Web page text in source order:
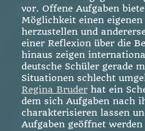
vor. Offene Aufgaben
Möglichkeit einen
herzustellen und
einer Reflexion über die
hinaus zeigen
deutsche Schüler gerade
Situationen schlecht
Regina Bruder hat ein
dem sich Aufgaben nach
charakterisieren lassen
Aufgaben geöffnet